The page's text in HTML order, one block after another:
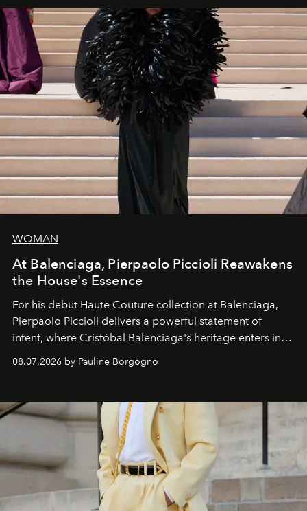
WOMAN
At Balenciaga, Pierpaolo Piccioli Reawakens
the House's Essence
For his debut Haute Couture collection at Balenciaga,
Pierpaolo Piccioli delivers a powerful statement of
intent, where Cristóbal Balenciaga's heritage enters into
dialogue with a deeply contemporary vision of fashion
and creation.
08.07.2026 by Pauline Borgogno